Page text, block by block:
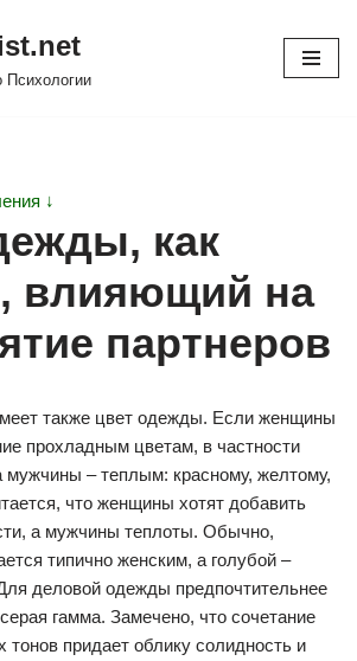
Психологии
↓
как
влияющий на
партнеров
также цвет одежды. Если женщины
прохладным цветам, в частности
мужчины – теплым: красному, желтому,
что женщины хотят добавить
а мужчины теплоты. Обычно,
типично женским, а голубой –
деловой одежды предпочтительнее
гамма. Замечено, что сочетание
тонов придает облику солидность и